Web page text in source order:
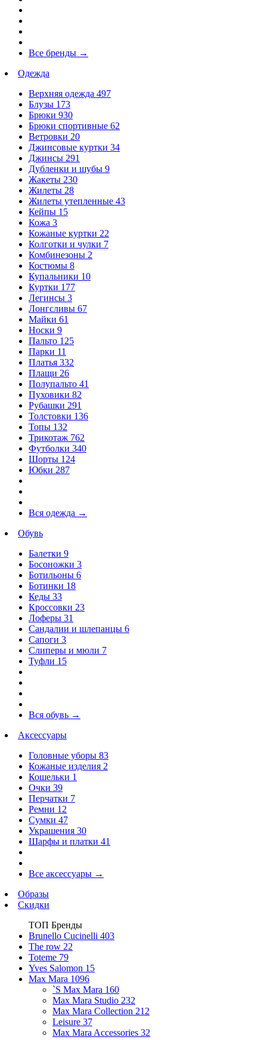
Все бренды →
Одежда
Верхняя одежда 497
Блузы 173
Брюки 930
Брюки спортивные 62
Ветровки 20
Джинсовые куртки 34
Джинсы 291
Дубленки и шубы 9
Жакеты 230
Жилеты 28
Жилеты утепленные 43
Кейпы 15
Кожа 3
Кожаные куртки 22
Колготки и чулки 7
Комбинезоны 2
Костюмы 8
Купальники 10
Куртки 177
Легинсы 3
Лонгсливы 67
Майки 61
Носки 9
Пальто 125
Парки 11
Платья 332
Плащи 26
Полупальто 41
Пуховики 82
Рубашки 291
Толстовки 136
Топы 132
Трикотаж 762
Футболки 340
Шорты 124
Юбки 287
Вся одежда →
Обувь
Балетки 9
Босоножки 3
Ботильоны 6
Ботинки 18
Кеды 33
Кроссовки 23
Лоферы 31
Сандалии и шлепанцы 6
Сапоги 3
Слиперы и мюли 7
Туфли 15
Вся обувь →
Аксессуары
Головные уборы 83
Кожаные изделия 2
Кошельки 1
Очки 39
Перчатки 7
Ремни 12
Сумки 47
Украшения 30
Шарфы и платки 41
Все аксессуары →
Образы
Скидки
ТОП Бренды
Brunello Cucinelli 403
The row 22
Toteme 79
Yves Salomon 15
Max Mara 1096
`S Max Mara 160
Max Mara Studio 232
Max Mara Collection 212
Leisure 37
Max Mara Accessories 32